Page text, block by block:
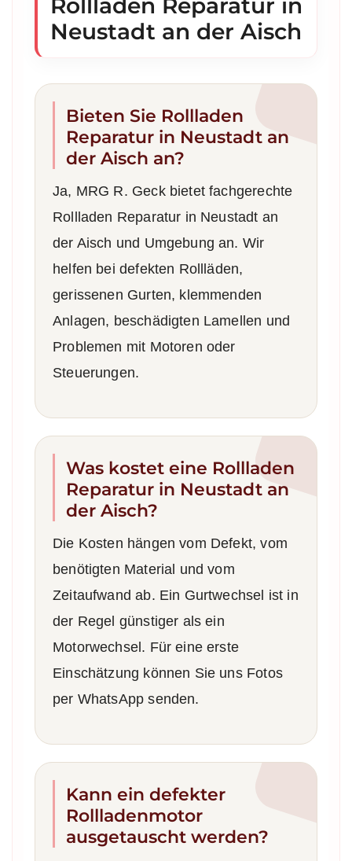
Rollladen Reparatur in
Neustadt an der Aisch
Bieten Sie Rollladen
Reparatur in Neustadt an
der Aisch an?
Ja, MRG R. Geck bietet fachgerechte
Rollladen Reparatur in Neustadt an
der Aisch und Umgebung an. Wir
helfen bei defekten Rollläden,
gerissenen Gurten, klemmenden
Anlagen, beschädigten Lamellen und
Problemen mit Motoren oder
Steuerungen.
Was kostet eine Rollladen
Reparatur in Neustadt an
der Aisch?
Die Kosten hängen vom Defekt, vom
benötigten Material und vom
Zeitaufwand ab. Ein Gurtwechsel ist in
der Regel günstiger als ein
Motorwechsel. Für eine erste
Einschätzung können Sie uns Fotos
per WhatsApp senden.
Kann ein defekter
Rollladenmotor
ausgetauscht werden?